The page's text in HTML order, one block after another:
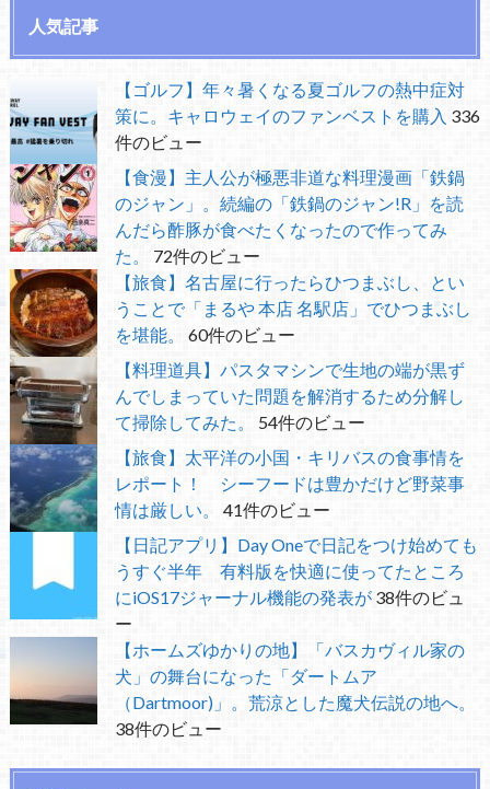
人気記事
【ゴルフ】年々暑くなる夏ゴルフの熱中症対
策に。キャロウェイのファンベストを購入 336
件のビュー
【食漫】主人公が極悪非道な料理漫画「鉄鍋
のジャン」。続編の「鉄鍋のジャン!R」を読
んだら酢豚が食べたくなったので作ってみ
た。
72件のビュー
【旅食】名古屋に行ったらひつまぶし、とい
うことで「まるや 本店 名駅店」でひつまぶし
を堪能。
60件のビュー
【料理道具】パスタマシンで生地の端が黒ず
んでしまっていた問題を解消するため分解し
て掃除してみた。
54件のビュー
【旅食】太平洋の小国・キリバスの食事情を
レポート！ シーフードは豊かだけど野菜事
情は厳しい。
41件のビュー
【日記アプリ】Day Oneで日記をつけ始めても
うすぐ半年 有料版を快適に使ってたところ
にiOS17ジャーナル機能の発表が 38件のビュ
ー
【ホームズゆかりの地】「バスカヴィル家の
犬」の舞台になった「ダートムア
（Dartmoor)」。荒涼とした魔犬伝説の地へ。
38件のビュー